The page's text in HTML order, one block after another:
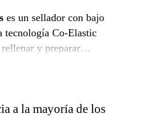
es un sellador con bajo
tecnología Co-Elastic
y preparar
pintado. Es adecuado
a la mayoría de los